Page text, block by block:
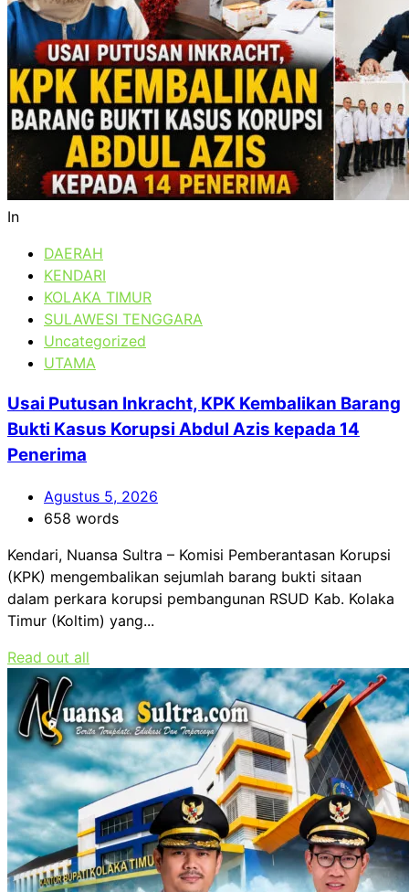
In
DAERAH
KENDARI
KOLAKA TIMUR
SULAWESI TENGGARA
Uncategorized
UTAMA
Usai Putusan Inkracht, KPK Kembalikan Barang
Bukti Kasus Korupsi Abdul Azis kepada 14
Penerima
Agustus 5, 2026
658 words
Kendari, Nuansa Sultra – Komisi Pemberantasan Korupsi
(KPK) mengembalikan sejumlah barang bukti sitaan
dalam perkara korupsi pembangunan RSUD Kab. Kolaka
Timur (Koltim) yang...
Read out all